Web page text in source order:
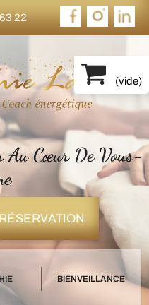
22
(vide)
Au Cœur De Vous-
RÉSERVATION
BIENVEILLANCE